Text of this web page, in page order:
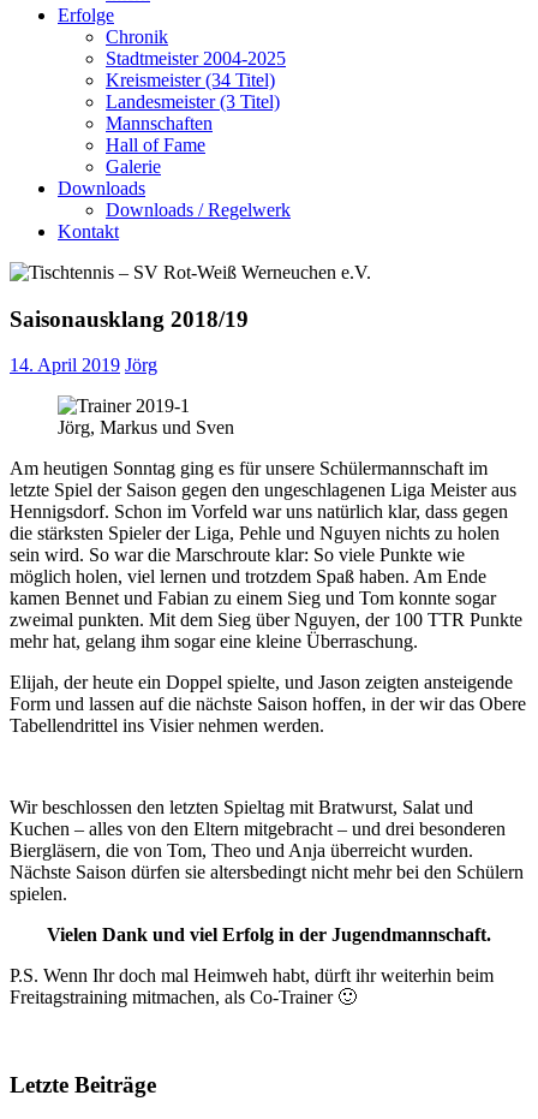
Erfolge
Chronik
Stadtmeister 2004-2025
Kreismeister (34 Titel)
Landesmeister (3 Titel)
Mannschaften
Hall of Fame
Galerie
Downloads
Downloads / Regelwerk
Kontakt
Saisonausklang 2018/19
14. April 2019 Jörg
Jörg, Markus und Sven
Am heutigen Sonntag ging es für unsere Schülermannschaft im
letzte Spiel der Saison gegen den ungeschlagenen Liga Meister aus
Hennigsdorf. Schon im Vorfeld war uns natürlich klar, dass gegen
die stärksten Spieler der Liga, Pehle und Nguyen nichts zu holen
sein wird. So war die Marschroute klar: So viele Punkte wie
möglich holen, viel lernen und trotzdem Spaß haben. Am Ende
kamen Bennet und Fabian zu einem Sieg und Tom konnte sogar
zweimal punkten. Mit dem Sieg über Nguyen, der 100 TTR Punkte
mehr hat, gelang ihm sogar eine kleine Überraschung.
Elijah, der heute ein Doppel spielte, und Jason zeigten ansteigende
Form und lassen auf die nächste Saison hoffen, in der wir das Obere
Tabellendrittel ins Visier nehmen werden.
Wir beschlossen den letzten Spieltag mit Bratwurst, Salat und
Kuchen – alles von den Eltern mitgebracht – und drei besonderen
Biergläsern, die von Tom, Theo und Anja überreicht wurden.
Nächste Saison dürfen sie altersbedingt nicht mehr bei den Schülern
spielen.
Vielen Dank und viel Erfolg in der Jugendmannschaft.
P.S. Wenn Ihr doch mal Heimweh habt, dürft ihr weiterhin beim
Freitagstraining mitmachen, als Co-Trainer 🙂
Letzte Beiträge